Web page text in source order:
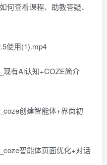
何查看课程、助教答疑、
使用(1).mp4
现有Al认知+COZE简介
创建智能体+界面初
智能体页面优化+对话